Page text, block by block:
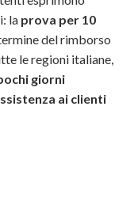
la prova per 10
del rimborso
le regioni italiane,
giorni
ai clienti